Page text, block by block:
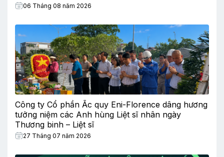
06 Tháng 08 năm 2026
Công ty Cổ phần Ắc quy Eni-Florence dâng hương
tưởng niệm các Anh hùng Liệt sĩ nhân ngày
Thương binh – Liệt sĩ
27 Tháng 07 năm 2026